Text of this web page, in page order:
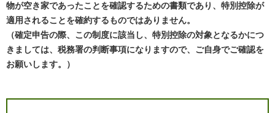
物が空き家であったことを確認するための書類であり、特別控除が
適用されることを確約するものではありません。
（確定申告の際、この制度に該当し、特別控除の対象となるかにつ
きましては、税務署の判断事項になりますので、ご自身でご確認を
お願いします。）